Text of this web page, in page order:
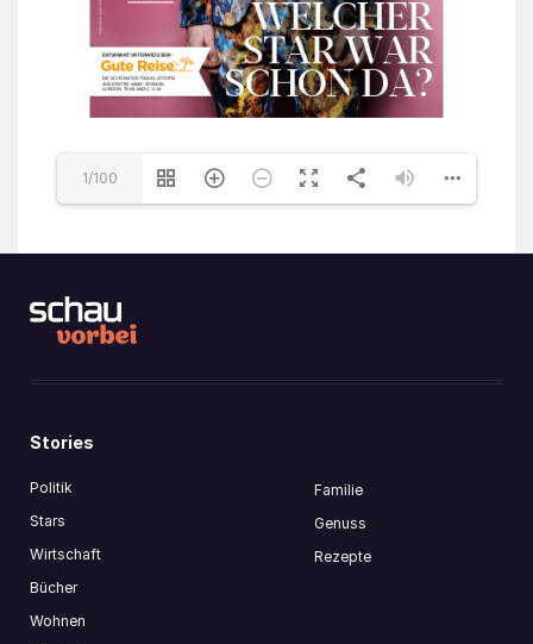
1/100
Stories
Politik
Stars
Wirtschaft
Bücher
Wohnen
Familie
Genuss
Rezepte